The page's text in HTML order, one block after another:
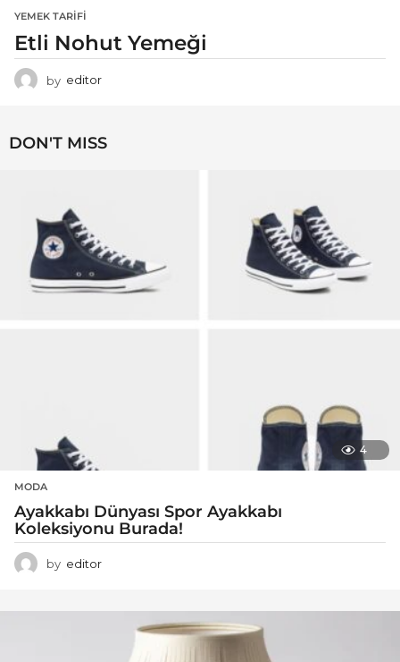
YEMEK TARIFI
Etli Nohut Yemeği
by editor
DON'T MISS
4
MODA
Ayakkabı Dünyası Spor Ayakkabı
Koleksiyonu Burada!
by editor